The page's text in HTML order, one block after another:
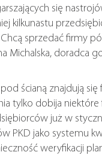
się
kilkunastu
sprzedać firmy
Michalska, doradca
ścianą znajdują
tylko dobija
już w
PKD jako systemu
weryfikacji